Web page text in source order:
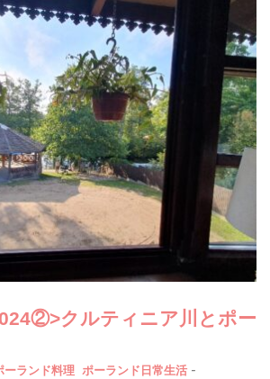
クルティニア川とポー
ーランド料理 ポーランド日常生活 -